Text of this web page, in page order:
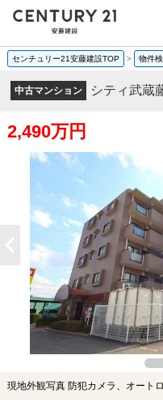
センチュリー21安藤建設TOP > 物件
中古マンション シティ武
2,490万円
現地外観写真 防犯カメラ、オート